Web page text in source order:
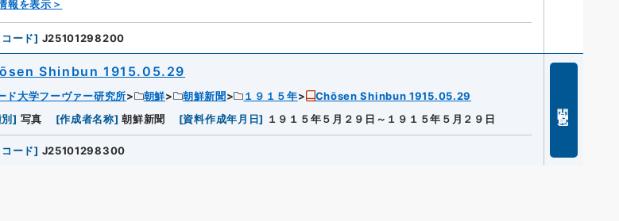
報を表示＞
ード] J25101298200
Shinbun 1915.05.29
ド大学フーヴァー研究所 朝鮮 朝鮮新聞 １９１５年
Chōsen Shinbun 1915.05.29
別] 写真 [作成者名称] 朝鮮新聞 [資料作成年月日] １９１５年５月２９日～１９１５年５月２９日
ード] J25101298300